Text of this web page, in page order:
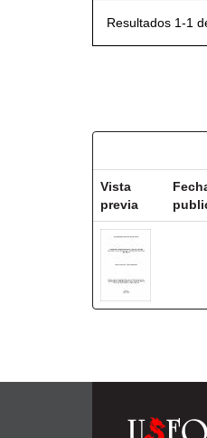
Resultados 1-1
Vista
previa